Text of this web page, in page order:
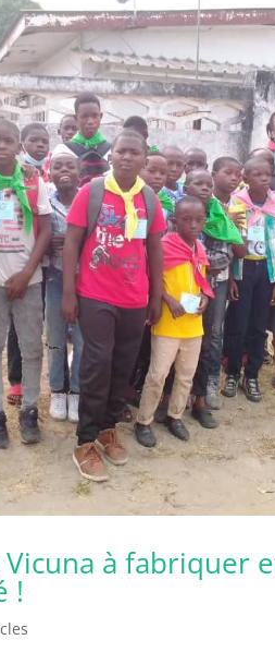
à fabriquer
!